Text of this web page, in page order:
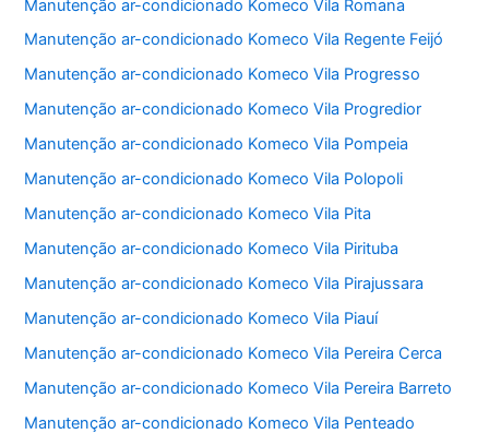
Manutenção ar-condicionado Komeco Vila Romana
Manutenção ar-condicionado Komeco Vila Regente Feijó
Manutenção ar-condicionado Komeco Vila Progresso
Manutenção ar-condicionado Komeco Vila Progredior
Manutenção ar-condicionado Komeco Vila Pompeia
Manutenção ar-condicionado Komeco Vila Polopoli
Manutenção ar-condicionado Komeco Vila Pita
Manutenção ar-condicionado Komeco Vila Pirituba
Manutenção ar-condicionado Komeco Vila Pirajussara
Manutenção ar-condicionado Komeco Vila Piauí
Manutenção ar-condicionado Komeco Vila Pereira Cerca
Manutenção ar-condicionado Komeco Vila Pereira Barreto
Manutenção ar-condicionado Komeco Vila Penteado